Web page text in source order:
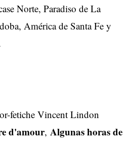
Norte, Paradiso de La
América de Santa Fe y
fetiche Vincent Lindon
d'amour, Algunas horas de